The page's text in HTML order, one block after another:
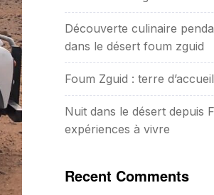
Découverte culinaire
dans le désert foum zguid
Foum Zguid : terre
Nuit dans le désert depuis
expériences à vivre
Recent Comments